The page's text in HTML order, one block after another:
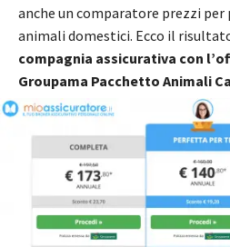
anche un comparatore prezzi
animali domestici. Ecco il
compagnia assicurativa con
Groupama Pacchetto Animali